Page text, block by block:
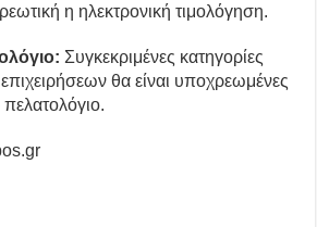
η ηλεκτρονική τιμολόγηση.
Συγκεκριμένες κατηγορίες
θα είναι υποχρεωμένες